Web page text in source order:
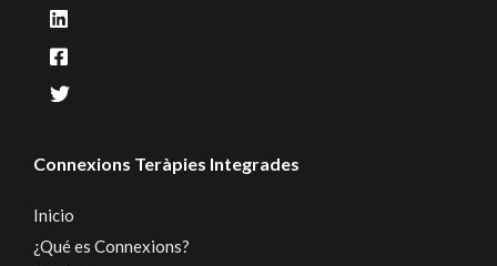
Connexions Teràpies Integrades
Inicio
¿Qué es Connexions?